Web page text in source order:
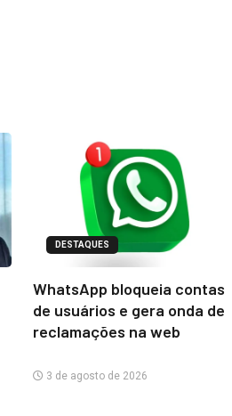
DESTAQUES
WhatsApp bloqueia contas
de usuários e gera onda de
reclamações na web
3 de agosto de 2026